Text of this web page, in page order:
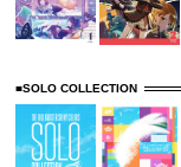
■SOLO COLLECTION